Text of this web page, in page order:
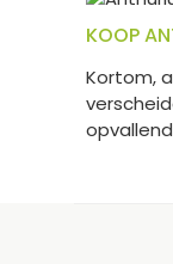
KOOP
Kortom,